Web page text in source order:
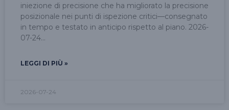
iniezione di precisione che ha migliorato la precisione
posizionale nei punti di ispezione critici—consegnato
in tempo e testato in anticipo rispetto al piano. 2026-
07-24
LEGGI DI PIÙ »
2026-07-24